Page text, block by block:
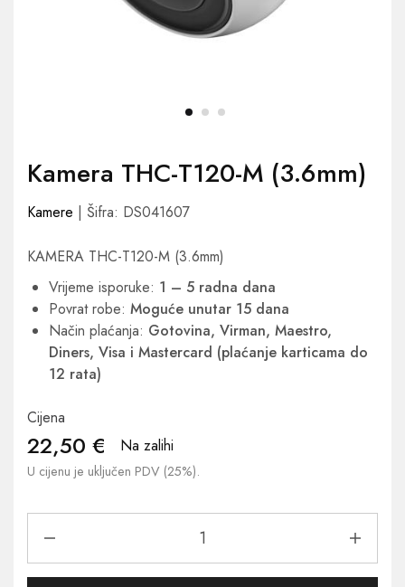
Kamera THC-T120-M (3.6mm)
Kamere | Šifra: DS041607
KAMERA THC-T120-M (3.6mm)
Vrijeme isporuke: 1 – 5 radna dana
Povrat robe: Moguće unutar 15 dana
Način plaćanja: Gotovina, Virman, Maestro,
Diners, Visa i Mastercard (plaćanje karticama do
12 rata)
Cijena
22,50 € Na zalihi
U cijenu je uključen PDV (25%).